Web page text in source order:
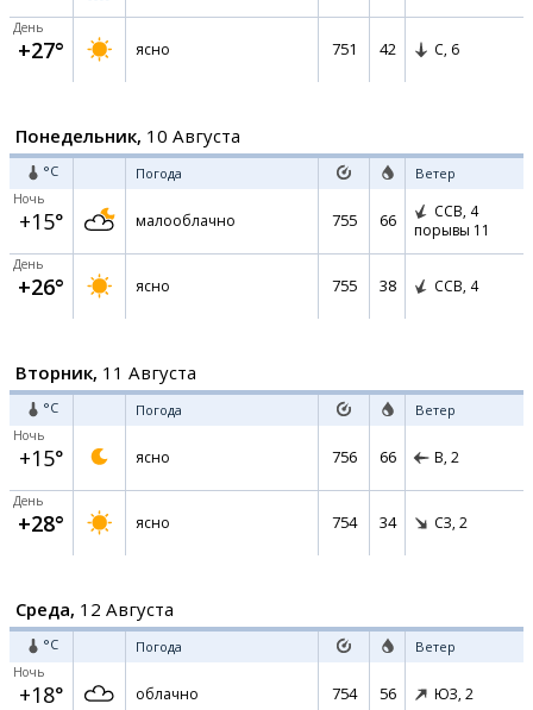
День
+27° ясно 751 42 С, 6
Понедельник, 10 Августа
°C Погода Ветер
Ночь
+15° малооблачно 755 66 ССВ, 4
порывы 11
День
+26° ясно 755 38 ССВ, 4
Вторник, 11 Августа
°C Погода Ветер
Ночь
+15° ясно 756 66 В, 2
День
+28° ясно 754 34 СЗ, 2
Среда, 12 Августа
°C Погода Ветер
Ночь
+18° облачно 754 56 ЮЗ, 2